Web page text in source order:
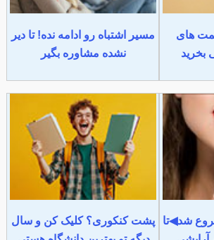
های
بخرید
مسیر اشتباه رو ادامه نده! تا دیر
نشده مشاوره بگیر
شد◀تا
پشت کنکوری؟ کلیک کن و سال